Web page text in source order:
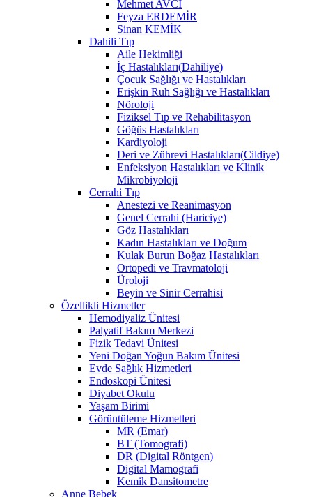
Mehmet AVCI
Feyza ERDEMİR
Sinan KEMİK
Dahili Tıp
Aile Hekimliği
İç Hastalıkları(Dahiliye)
Çocuk Sağlığı ve Hastalıkları
Erişkin Ruh Sağlığı ve Hastalıkları
Nöroloji
Fiziksel Tıp ve Rehabilitasyon
Göğüs Hastalıkları
Kardiyoloji
Deri ve Zührevi Hastalıkları(Cildiye)
Enfeksiyon Hastalıkları ve Klinik
Mikrobiyoloji
Cerrahi Tıp
Anestezi ve Reanimasyon
Genel Cerrahi (Hariciye)
Göz Hastalıkları
Kadın Hastalıkları ve Doğum
Kulak Burun Boğaz Hastalıkları
Ortopedi ve Travmatoloji
Üroloji
Beyin ve Sinir Cerrahisi
Özellikli Hizmetler
Hemodiyaliz Ünitesi
Palyatif Bakım Merkezi
Fizik Tedavi Ünitesi
Yeni Doğan Yoğun Bakım Ünitesi
Evde Sağlık Hizmetleri
Endoskopi Ünitesi
Diyabet Okulu
Yaşam Birimi
Görüntüleme Hizmetleri
MR (Emar)
BT (Tomografi)
DR (Digital Röntgen)
Digital Mamografi
Kemik Dansitometre
Anne Bebek